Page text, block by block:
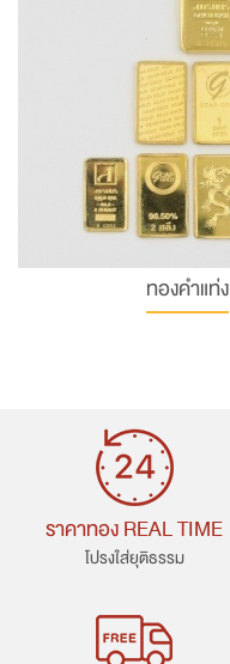
ทองคำแท่ง
ราคาทอง REAL TIME
โปรงใส่ยุติธรรม